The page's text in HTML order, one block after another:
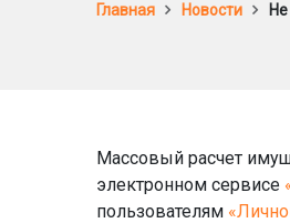
Главная Новости
Массовый расчет
электронном сервисе
пользователям